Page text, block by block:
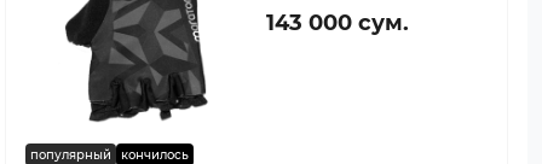
популярный кончилось
143 000 сум.